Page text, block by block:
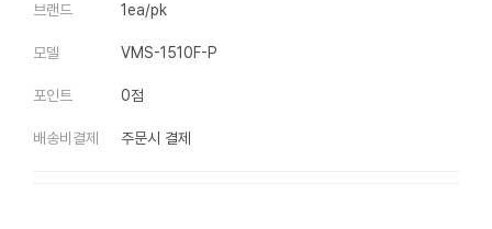
브랜드 1ea/pk
모델 VMS-1510F-P
포인트 0점
배송비결제 주문시 결제